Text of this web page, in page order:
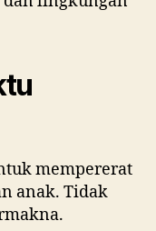
mempererat
anak. Tidak